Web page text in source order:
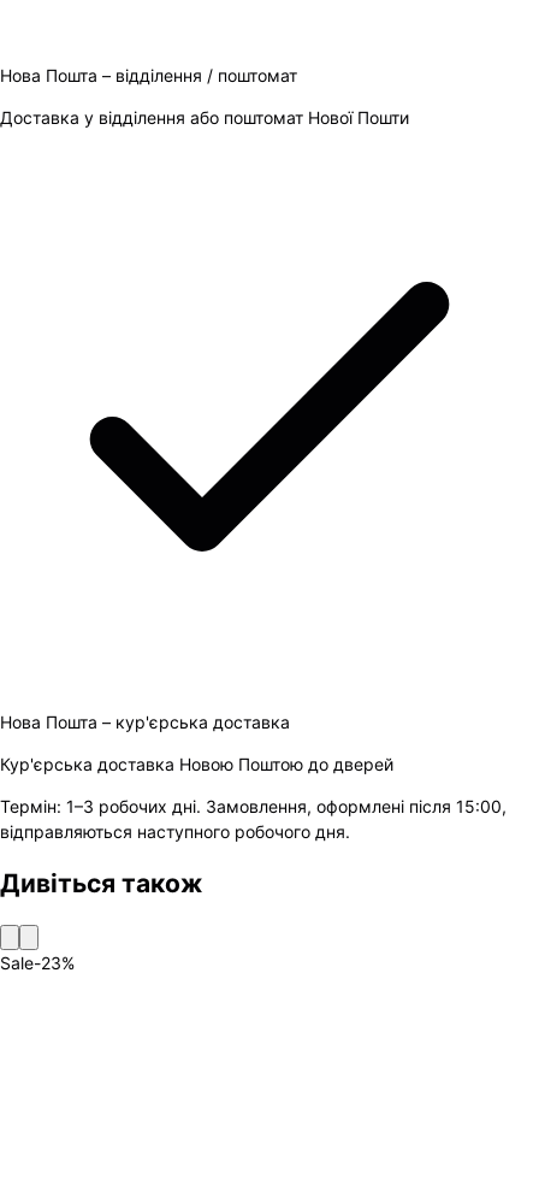
Нова Пошта – відділення / поштомат
Доставка у відділення або поштомат Нової Пошти
Нова Пошта – кур'єрська доставка
Кур'єрська доставка Новою Поштою до дверей
Термін: 1–3 робочих дні. Замовлення, оформлені після 15:00,
відправляються наступного робочого дня.
Дивіться також
Sale-23%